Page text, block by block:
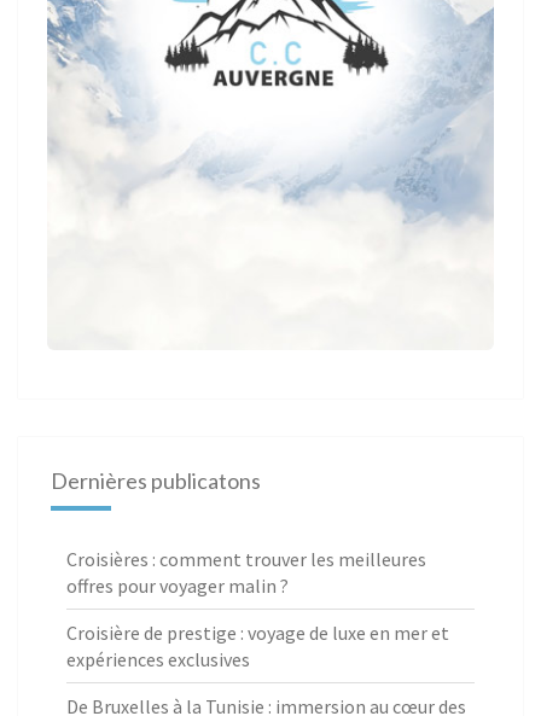
Dernières publicatons
Croisières : comment trouver les meilleures
offres pour voyager malin ?
Croisière de prestige : voyage de luxe en mer et
expériences exclusives
De Bruxelles à la Tunisie : immersion au cœur des